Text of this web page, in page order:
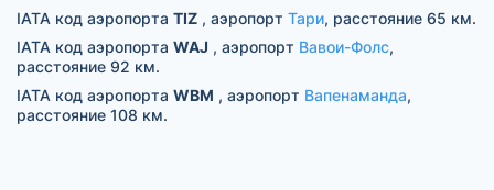
IATA код аэропорта TIZ , аэропорт Тари, расстояние 65 км.
IATA код аэропорта WAJ , аэропорт Вавои-Фолс,
расстояние 92 км.
IATA код аэропорта WBM , аэропорт Вапенаманда,
расстояние 108 км.